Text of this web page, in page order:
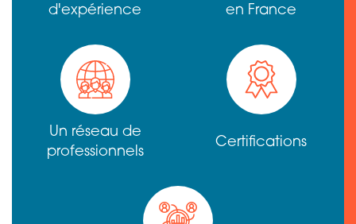
d'expérience
en France
Un réseau de
professionnels
Certifications